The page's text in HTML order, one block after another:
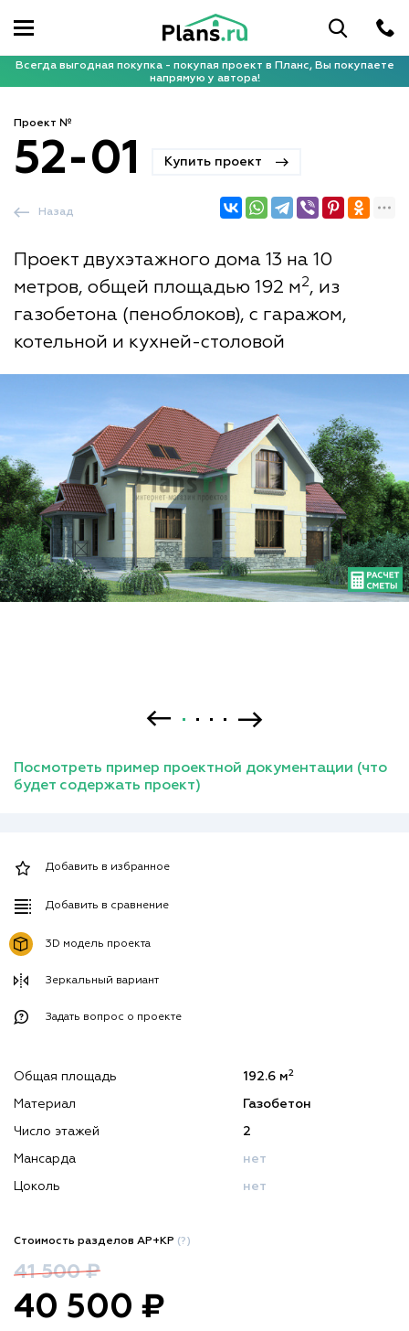
Всегда выгодная покупка - покупая проект в Планс, Вы покупаете
напрямую у автора!
Проект №
52-01 Купить проект
Проект двухэтажного дома 13 на 10
метров, общей площадью 192 м2, из
газобетона (пеноблоков), с гаражом,
котельной и кухней-столовой
Назад
Посмотреть пример проектной документации (что
будет содержать проект)
Добавить в избранное
Добавить в сравнение
3D модель проекта
Зеркальный вариант
Задать вопрос о проекте
Общая площадь 192.6 м2
Материал Газобетон
Число этажей 2
Мансарда нет
Цоколь нет
Стоимость разделов АР+КР (?)
41 500 ₽
40 500 ₽